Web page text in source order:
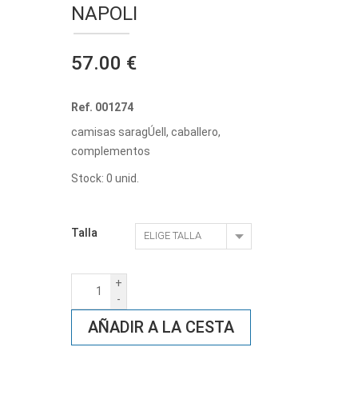
NAPOLI
57.00 €
Ref. 001274
camisas saragÚell, caballero,
complementos
Stock: 0 unid.
Talla
+
-
AÑADIR A LA CESTA